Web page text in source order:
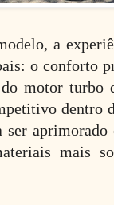
a
o conforto
motor turbo
dentro
ser
mais